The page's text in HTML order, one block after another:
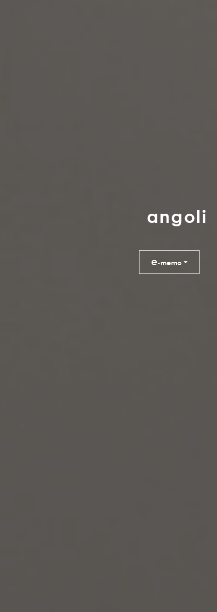
angoli
e-memo